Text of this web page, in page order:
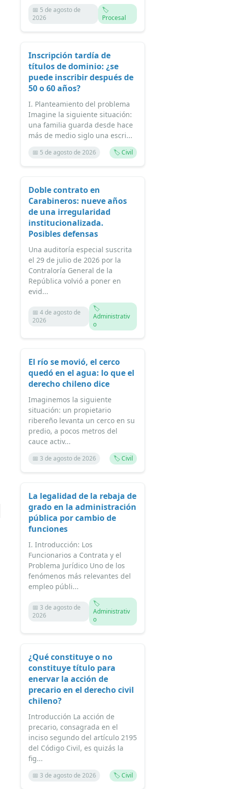
📅 5 de agosto de
2026
🏷️
Procesal
Inscripción tardía de
títulos de dominio: ¿se
puede inscribir después de
50 o 60 años?
I. Planteamiento del problema
Imagine la siguiente situación:
una familia guarda desde hace
más de medio siglo una escri...
📅 5 de agosto de 2026 🏷️ Civil
Doble contrato en
Carabineros: nueve años
de una irregularidad
institucionalizada.
Posibles defensas
Una auditoría especial suscrita
el 29 de julio de 2026 por la
Contraloría General de la
República volvió a poner en
evid...
📅 4 de agosto de
2026
🏷️
Administrativ
o
El río se movió, el cerco
quedó en el agua: lo que el
derecho chileno dice
Imaginemos la siguiente
situación: un propietario
ribereño levanta un cerco en su
predio, a pocos metros del
cauce activ...
📅 3 de agosto de 2026 🏷️ Civil
La legalidad de la rebaja de
grado en la administración
pública por cambio de
funciones
I. Introducción: Los
Funcionarios a Contrata y el
Problema Jurídico Uno de los
fenómenos más relevantes del
empleo públi...
📅 3 de agosto de
2026
🏷️
Administrativ
o
¿Qué constituye o no
constituye título para
enervar la acción de
precario en el derecho civil
chileno?
Introducción La acción de
precario, consagrada en el
inciso segundo del artículo 2195
del Código Civil, es quizás la
fig...
📅 3 de agosto de 2026 🏷️ Civil